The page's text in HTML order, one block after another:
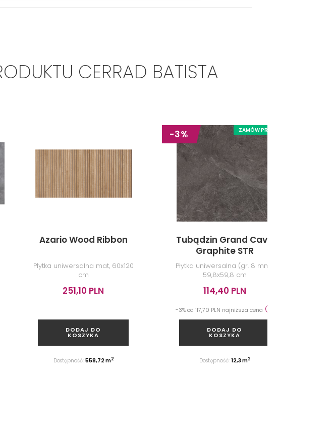
CERRAD BATISTA
Azario Wood Ribbon
Płytka uniwersalna mat, 60x120
cm
251,10 PLN
DODAJ DO
KOSZYKA
Dostępność: 558,72 m2
-3% ZAMÓW PRÓBKĘ
Tubądzin Grand Cave
Graphite STR
Płytka uniwersalna (gr. 8 mm),
59,8x59,8 cm
114,40 PLN
-3% od 117,70 PLN najniższa cena
DODAJ DO
KOSZYKA
Dostępność: 12,3 m2